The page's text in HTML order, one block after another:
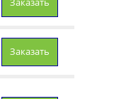
Заказать